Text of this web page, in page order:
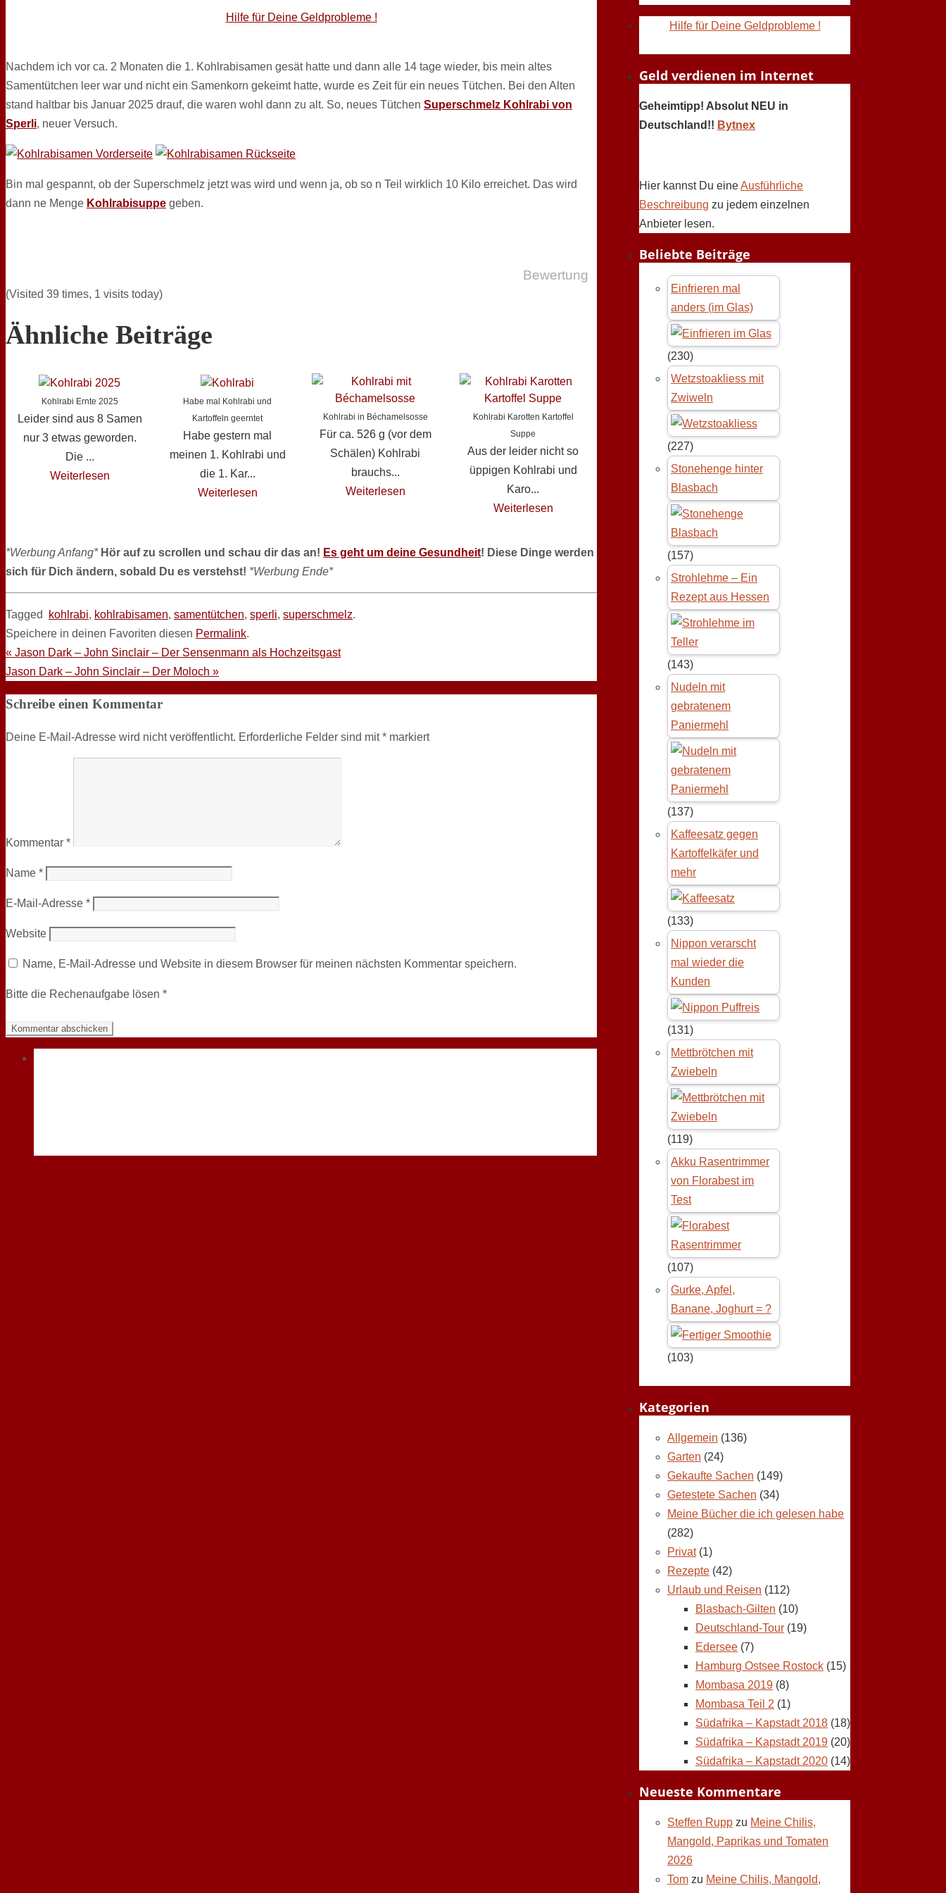
Hilfe für Deine Geldprobleme !
Nachdem ich vor ca. 2 Monaten die 1. Kohlrabisamen gesät hatte und dann alle 14 tage wieder, bis mein altes
Samentütchen leer war und nicht ein Samenkorn gekeimt hatte, wurde es Zeit für ein neues Tütchen. Bei den Alten
stand haltbar bis Januar 2025 drauf, die waren wohl dann zu alt. So, neues Tütchen Superschmelz Kohlrabi von
Sperli, neuer Versuch.
Bin mal gespannt, ob der Superschmelz jetzt was wird und wenn ja, ob so n Teil wirklich 10 Kilo erreichet. Das wird
dann ne Menge Kohlrabisuppe geben.
Bewertung
(Visited 39 times, 1 visits today)
Ähnliche Beiträge
Kohlrabi Ernte 2025
Leider sind aus 8 Samen
nur 3 etwas geworden.
Die ...
Weiterlesen
Habe mal Kohlrabi und
Kartoffeln geerntet
Habe gestern mal
meinen 1. Kohlrabi und
die 1. Kar...
Weiterlesen
Kohlrabi in Béchamelsosse
Für ca. 526 g (vor dem
Schälen) Kohlrabi
brauchs...
Weiterlesen
Kohlrabi Karotten Kartoffel
Suppe
Aus der leider nicht so
üppigen Kohlrabi und
Karo...
Weiterlesen
*Werbung Anfang* Hör auf zu scrollen und schau dir das an! Es geht um deine Gesundheit! Diese Dinge werden
sich für Dich ändern, sobald Du es verstehst! *Werbung Ende*
Tagged kohlrabi, kohlrabisamen, samentütchen, sperli, superschmelz.
Speichere in deinen Favoriten diesen Permalink.
« Jason Dark – John Sinclair – Der Sensenmann als Hochzeitsgast
Jason Dark – John Sinclair – Der Moloch »
Schreibe einen Kommentar
Deine E-Mail-Adresse wird nicht veröffentlicht. Erforderliche Felder sind mit* markiert
Kommentar *
Name *
E-Mail-Adresse *
Website
Name, E-Mail-Adresse und Website in diesem Browser für meinen nächsten Kommentar speichern.
Bitte die Rechenaufgabe lösen *
Hilfe für Deine Geldprobleme !
Geld verdienen im Internet
Geheimtipp! Absolut NEU in
Deutschland!! Bytnex
Hier kannst Du eineAusführliche
Beschreibung zu jedem einzelnen
Anbieter lesen.
Beliebte Beiträge
Einfrieren mal
anders (im Glas)
(230)
Wetzstoakliess mit
Zwiweln
(227)
Stonehenge hinter
Blasbach
(157)
Strohlehme – Ein
Rezept aus Hessen
(143)
Nudeln mit
gebratenem
Paniermehl
(137)
Kaffeesatz gegen
Kartoffelkäfer und
mehr
(133)
Nippon verarscht
mal wieder die
Kunden
(131)
Mettbrötchen mit
Zwiebeln
(119)
Akku Rasentrimmer
von Florabest im
Test
(107)
Gurke, Apfel,
Banane, Joghurt = ?
(103)
Kategorien
Allgemein (136)
Garten (24)
Gekaufte Sachen (149)
Getestete Sachen (34)
Meine Bücher die ich gelesen habe
(282)
Privat(1)
Rezepte (42)
Urlaub und Reisen (112)
Blasbach-Gilten (10)
Deutschland-Tour (19)
Edersee (7)
Hamburg Ostsee Rostock (15)
Mombasa 2019 (8)
Mombasa Teil 2 (1)
Südafrika – Kapstadt 2018 (18)
Südafrika – Kapstadt 2019 (20)
Südafrika – Kapstadt 2020 (14)
Neueste Kommentare
Steffen Rupp zu Meine Chilis,
Mangold, Paprikas und Tomaten
2026
Tom zu Meine Chilis, Mangold,